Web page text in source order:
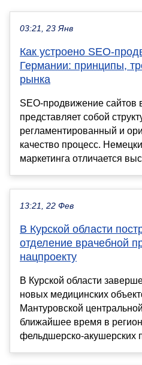
03:21, 23 Янв
Как устроено SEO-
Германии: принципы,
рынка
SEO-продвижение сайтов
представляет собой
регламентированный и
качество процесс.
маркетинга отличается
13:21, 22 Фев
В Курской области
отделение врачебной
нацпроекту
В Курской области
новых медицинских
Мантуровской
ближайшее время в
фельдшерско-акушерских